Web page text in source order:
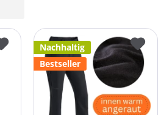
Nachhaltig
Bestseller